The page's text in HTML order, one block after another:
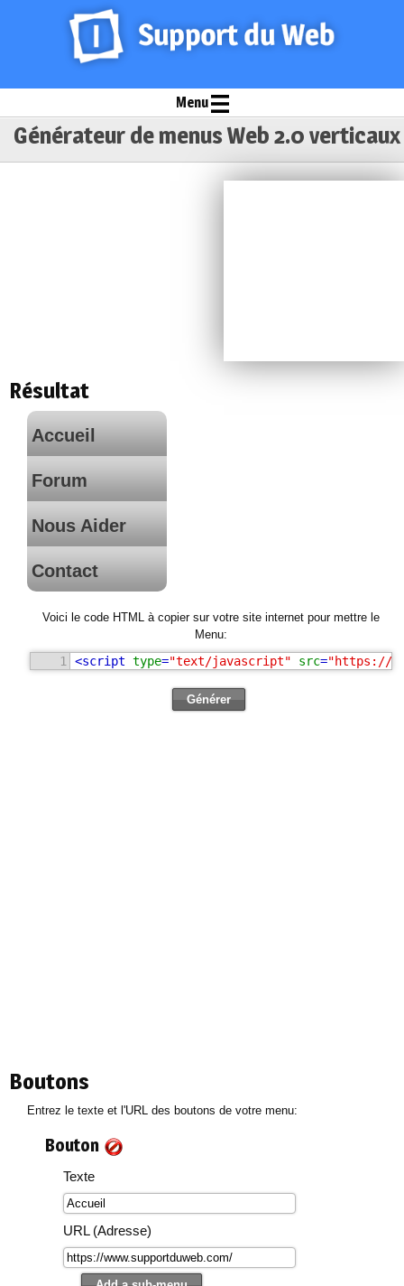
Menu
Générateur de menus Web 2.0 verticaux
Résultat
Accueil
Forum
Nous Aider
Contact
Voici le code HTML à copier sur votre site internet pour mettre le
Menu:
1 <script type="text/javascript" src="https://
Boutons
Entrez le texte et l'URL des boutons de votre menu:
Bouton
Texte
URL (Adresse)